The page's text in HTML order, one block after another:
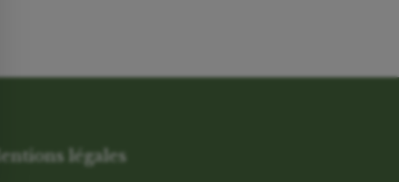
légales